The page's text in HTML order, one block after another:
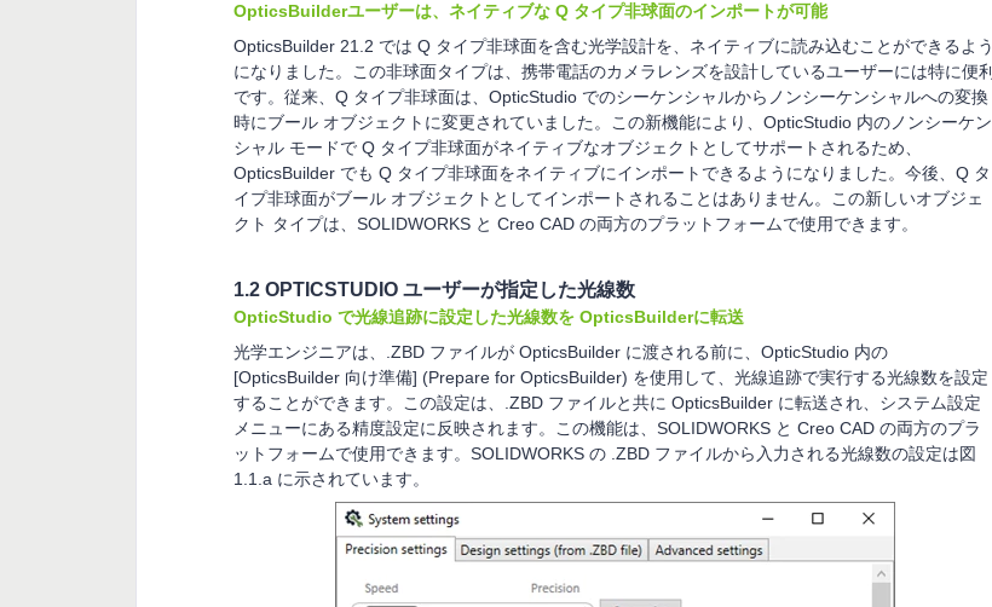
OpticsBuilderユーザーは、ネイティブな Q タイプ非球面のインポートが可能
OpticsBuilder 21.2 では Q タイプ非球面を含む光学設計を、ネイティブに読み込むことができるよう
になりました。この非球面タイプは、携帯電話のカメラレンズを設計しているユーザーには特に便利
です。従来、Q タイプ非球面は、OpticStudio でのシーケンシャルからノンシーケンシャルへの変換
時にブール オブジェクトに変更されていました。この新機能により、OpticStudio 内のノンシーケン
シャル モードで Q タイプ非球面がネイティブなオブジェクトとしてサポートされるため、
OpticsBuilder でも Q タイプ非球面をネイティブにインポートできるようになりました。今後、Q タ
イプ非球面がブール オブジェクトとしてインポートされることはありません。この新しいオブジェ
クト タイプは、SOLIDWORKS と Creo CAD の両方のプラットフォームで使用できます。
1.2 OPTICSTUDIO ユーザーが指定した光線数
OpticStudio で光線追跡に設定した光線数を OpticsBuilderに転送
光学エンジニアは、.ZBD ファイルが OpticsBuilder に渡される前に、OpticStudio 内の
[OpticsBuilder 向け準備] (Prepare for OpticsBuilder) を使用して、光線追跡で実行する光線数を設定
することができます。この設定は、.ZBD ファイルと共に OpticsBuilder に転送され、システム設定
メニューにある精度設定に反映されます。この機能は、SOLIDWORKS と Creo CAD の両方のプラ
ットフォームで使用できます。SOLIDWORKS の .ZBD ファイルから入力される光線数の設定は図
1.1.a に示されています。